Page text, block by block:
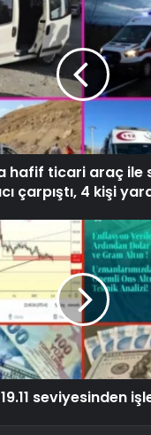
hafif ticari araç ile
çarpıştı, 4 kişi
seviyesinden